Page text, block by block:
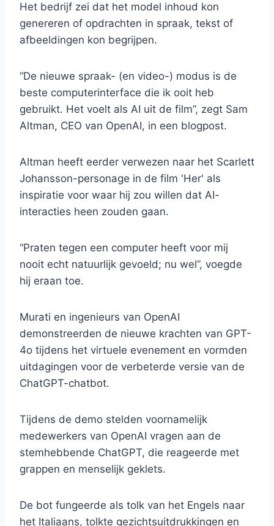
Het bedrijf zei dat het model inhoud kon
genereren of opdrachten in spraak, tekst of
afbeeldingen kon begrijpen.
“De nieuwe spraak- (en video-) modus is de
beste computerinterface die ik ooit heb
gebruikt. Het voelt als AI uit de film”, zegt Sam
Altman, CEO van OpenAI, in een blogpost.
Altman heeft eerder verwezen naar het Scarlett
Johansson-personage in de film 'Her' als
inspiratie voor waar hij zou willen dat AI-
interacties heen zouden gaan.
“Praten tegen een computer heeft voor mij
nooit echt natuurlijk gevoeld; nu wel”, voegde
hij eraan toe.
Murati en ingenieurs van OpenAI
demonstreerden de nieuwe krachten van GPT-
4o tijdens het virtuele evenement en vormden
uitdagingen voor de verbeterde versie van de
ChatGPT-chatbot.
Tijdens de demo stelden voornamelijk
medewerkers van OpenAI vragen aan de
stemhebbende ChatGPT, die reageerde met
grappen en menselijk geklets.
De bot fungeerde als tolk van het Engels naar
het Italiaans, tolkte gezichtsuitdrukkingen en